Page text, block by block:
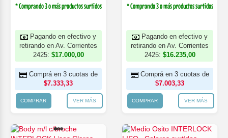
* Comprando 3 o más productos surtidos
Pagando en efectivo y
retirando en Av. Corrientes
2425: $17.000,00
Comprá en 3 cuotas de
$7.333,33
COMPRAR VER MÁS
* Comprando 3 o más productos surtidos
Pagando en efectivo y
retirando en Av. Corrientes
2425: $16.235,00
Comprá en 3 cuotas de
$7.003,33
COMPRAR VER MÁS